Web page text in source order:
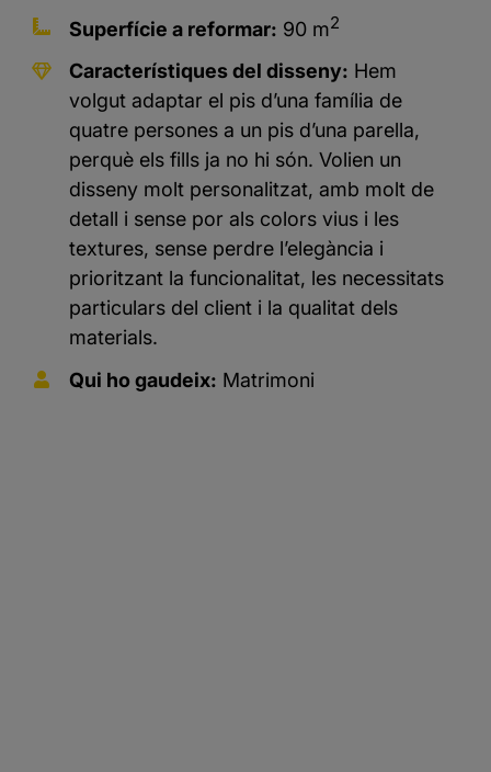
Superfície a reformar: 90 m2
Característiques del disseny: Hem
volgut adaptar el pis d’una família de
quatre persones a un pis d’una parella,
perquè els fills ja no hi són. Volien un
disseny molt personalitzat, amb molt de
detall i sense por als colors vius i les
textures, sense perdre l’elegància i
prioritzant la funcionalitat, les necessitats
particulars del client i la qualitat dels
materials.
Qui ho gaudeix: Matrimoni